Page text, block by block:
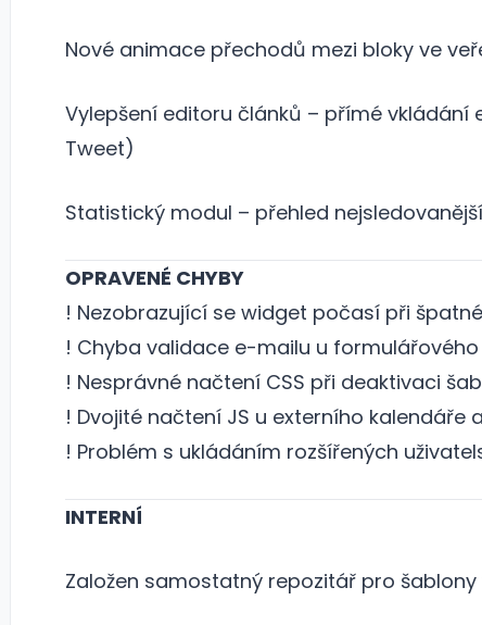
Nové animace přechodů mezi bloky ve
Vylepšení editoru článků – přímé vkládání
Tweet)
Statistický modul – přehled
OPRAVENÉ CHYBY
! Nezobrazující se widget počasí při
! Chyba validace e-mailu u formulářového
! Nesprávné načtení CSS při deaktivaci
! Dvojité načtení JS u externího kalendáře
! Problém s ukládáním rozšířených
INTERNÍ
Založen samostatný repozitář pro